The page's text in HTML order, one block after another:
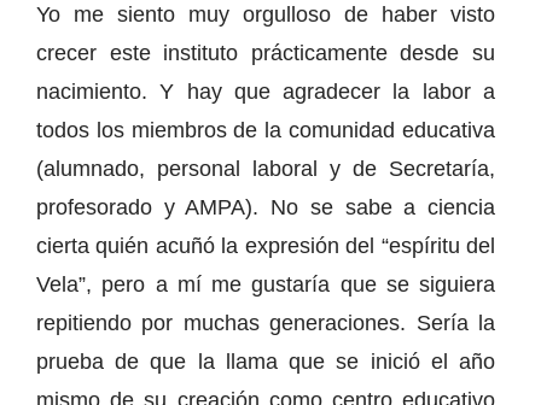
Yo me siento muy orgulloso de haber visto
crecer este instituto prácticamente desde su
nacimiento. Y hay que agradecer la labor a
todos los miembros de la comunidad educativa
(alumnado, personal laboral y de Secretaría,
profesorado y AMPA). No se sabe a ciencia
cierta quién acuñó la expresión del “espíritu del
Vela”, pero a mí me gustaría que se siguiera
repitiendo por muchas generaciones. Sería la
prueba de que la llama que se inició el año
mismo de su creación como centro educativo